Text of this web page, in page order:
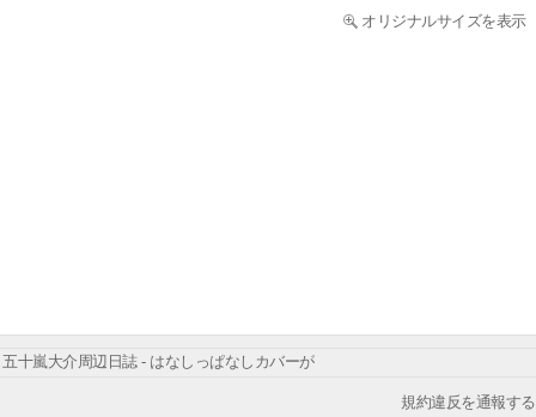
オリジナルサイズを表示
五十嵐大介周辺日誌 - はなしっぱなしカバーが
規約違反を通報する